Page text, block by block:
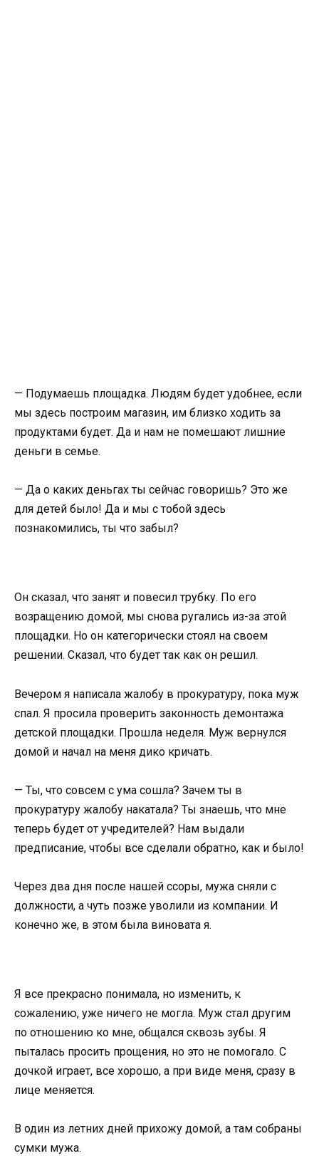
— Подумаешь площадка. Людям будет удобнее, если
мы здесь построим магазин, им близко ходить за
продуктами будет. Да и нам не помешают лишние
деньги в семье.
— Да о каких деньгах ты сейчас говоришь? Это же
для детей было! Да и мы с тобой здесь
познакомились, ты что забыл?
Он сказал, что занят и повесил трубку. По его
возращению домой, мы снова ругались из-за этой
площадки. Но он категорически стоял на своем
решении. Сказал, что будет так как он решил.
Вечером я написала жалобу в прокуратуру, пока муж
спал. Я просила проверить законность демонтажа
детской площадки. Прошла неделя. Муж вернулся
домой и начал на меня дико кричать.
— Ты, что совсем с ума сошла? Зачем ты в
прокуратуру жалобу накатала? Ты знаешь, что мне
теперь будет от учредителей? Нам выдали
предписание, чтобы все сделали обратно, как и было!
Через два дня после нашей ссоры, мужа сняли с
должности, а чуть позже уволили из компании. И
конечно же, в этом была виновата я.
Я все прекрасно понимала, но изменить, к
сожалению, уже ничего не могла. Муж стал другим
по отношению ко мне, общался сквозь зубы. Я
пыталась просить прощения, но это не помогало. С
дочкой играет, все хорошо, а при виде меня, сразу в
лице меняется.
В один из летних дней прихожу домой, а там собраны
сумки мужа.